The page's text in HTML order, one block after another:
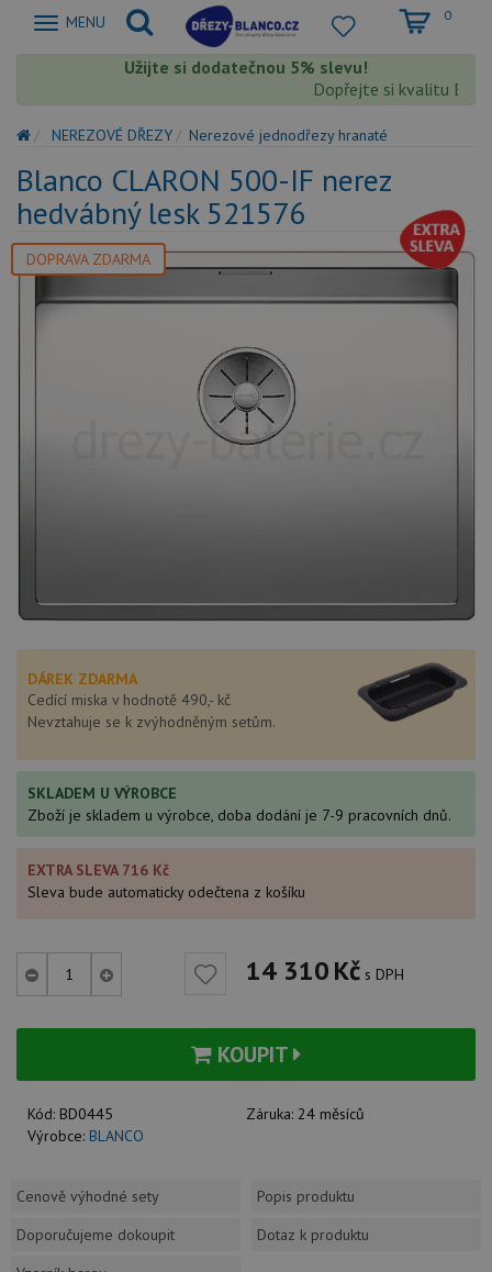
Zobrazit
MENU 0
Užijte si dodatečnou 5% slevu!
Dopřejte si kvalitu
NEREZOVÉ DŘEZY Nerezové jednodřezy hranaté
Blanco CLARON 500-IF nerez
hedvábný lesk 521576
DOPRAVA ZDARMA
DÁREK ZDARMA
Cedící miska v hodnotě 490,- kč
Nevztahuje se k zvýhodněným setům.
SKLADEM U VÝROBCE
Zboží je skladem u výrobce, doba dodání je 7-9 pracovních dnů.
EXTRA SLEVA 716 Kč
Sleva bude automaticky odečtena z košíku
14 310Kč s DPH
KOUPIT
Kód: BD0445 Záruka: 24 měsíců
Výrobce: BLANCO
Cenově výhodné sety
Popis produktu
Doporučujeme dokoupit
Dotaz k produktu